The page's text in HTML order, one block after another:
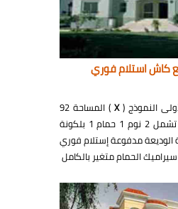
كاش استلام فوري
النموذج (X
) المساحة 92
شرقي تطل على شارع تشمل 2 نوم 1 حمام 1 بلكونة
الوديعة مدفوعة إستلام فوري